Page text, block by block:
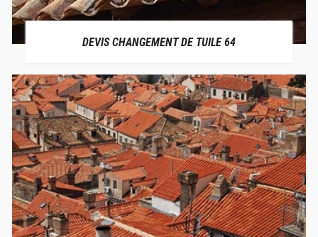
DEVIS CHANGEMENT DE TUILE 64